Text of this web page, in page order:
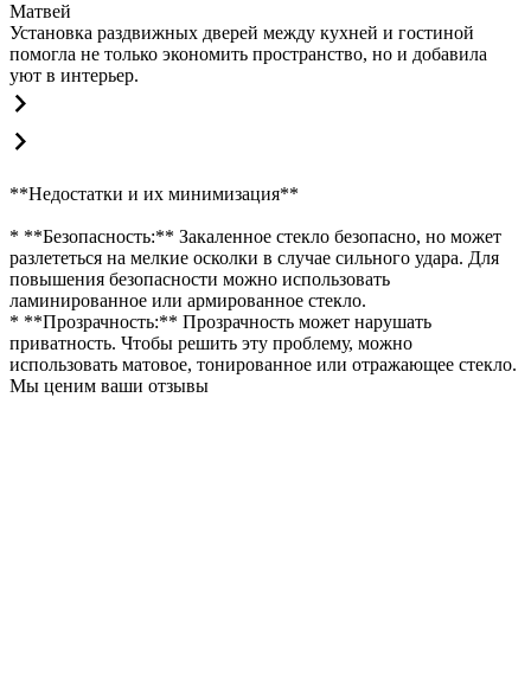
Матвей
Установка раздвижных дверей между кухней и гостиной
помогла не только экономить пространство, но и добавила
уют в интерьер.
**Недостатки и их минимизация**
* **Безопасность:** Закаленное стекло безопасно, но может
разлететься на мелкие осколки в случае сильного удара. Для
повышения безопасности можно использовать
ламинированное или армированное стекло.
* **Прозрачность:** Прозрачность может нарушать
приватность. Чтобы решить эту проблему, можно
использовать матовое, тонированное или отражающее стекло.
Мы ценим ваши отзывы